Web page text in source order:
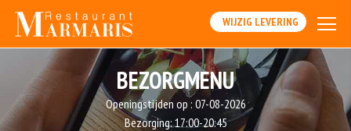
WIJZIG LEVERING
BEZORGMENU
Openingstijden op : 07-08-2026
Bezorging:17:00-20:45